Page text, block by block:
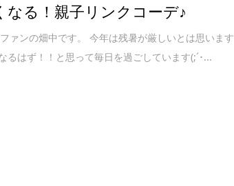
る！親子リンクコーデ♪
ァンの畑中です。 今年は残暑が厳しいとは思います
るはず！！と思って毎日を過ごしています(;´･...